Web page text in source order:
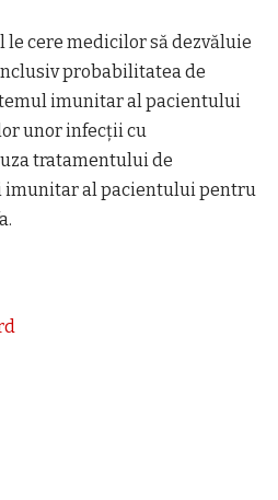
le cere medicilor să dezvăluie
probabilitatea de
imunitar al pacientului
unor infecţii cu
tratamentului de
al pacientului pentru